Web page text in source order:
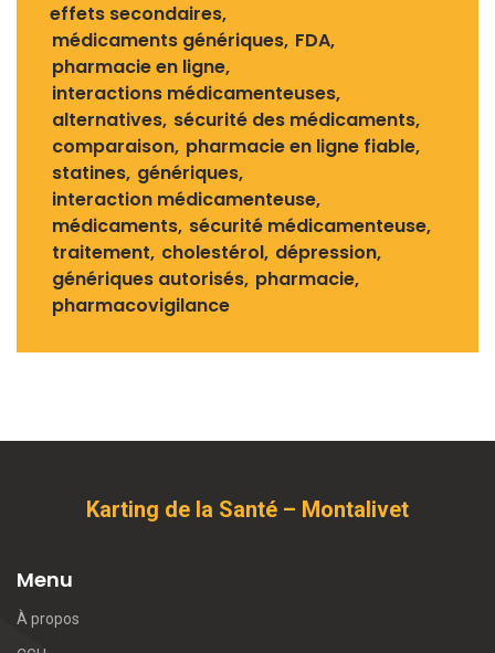
effets secondaires
médicaments génériques FDA
pharmacie en ligne
interactions médicamenteuses
alternatives sécurité des médicaments
comparaison pharmacie en ligne fiable
statines génériques
interaction médicamenteuse
médicaments sécurité médicamenteuse
traitement cholestérol dépression
génériques autorisés pharmacie
pharmacovigilance
Karting de la Santé – Montalivet
Menu
À propos